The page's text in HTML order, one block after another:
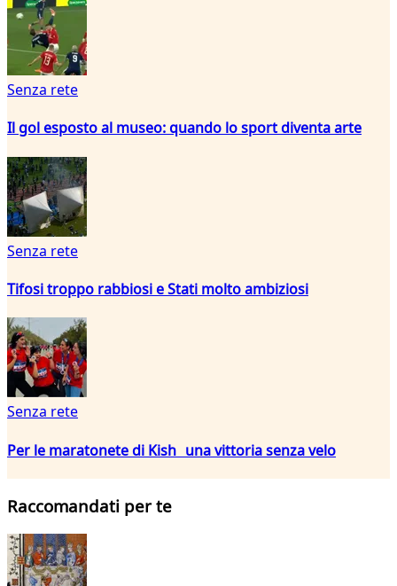
Senza rete
Il gol esposto al museo: quando lo sport diventa arte
Senza rete
Tifosi troppo rabbiosi e Stati molto ambiziosi
Senza rete
Per le maratonete di Kish una vittoria senza velo
Raccomandati per te